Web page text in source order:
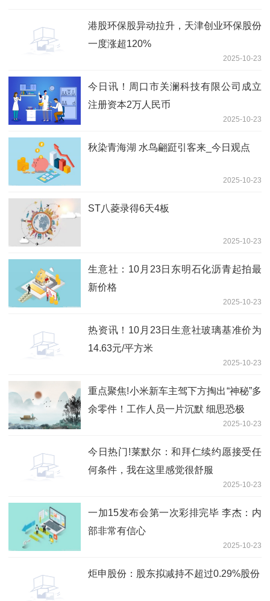
港股环保股异动拉升，天津创业环保股份
一度涨超120%
2025-10-23
今日讯！周口市关澜科技有限公司成立
注册资本2万人民币
2025-10-23
秋染青海湖 水鸟翩跹引客来_今日观点
2025-10-23
ST八菱录得6天4板
2025-10-23
生意社：10月23日东明石化沥青起拍最
新价格
2025-10-23
热资讯！10月23日生意社玻璃基准价为
14.63元/平方米
2025-10-23
重点聚焦!小米新车主驾下方掏出“神秘”多
余零件！工作人员一片沉默 细思恐极
2025-10-23
今日热门!莱默尔：和拜仁续约愿接受任
何条件，我在这里感觉很舒服
2025-10-23
一加15发布会第一次彩排完毕 李杰：内
部非常有信心
2025-10-23
炬申股份：股东拟减持不超过0.29%股份